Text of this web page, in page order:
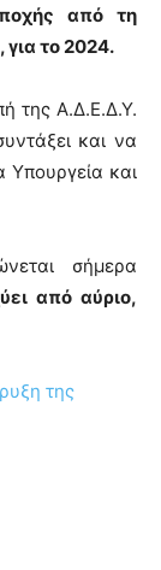
από τη
για το 2024.
της Α.Δ.Ε.Δ.Υ.
και να
Υπουργεία και
σήμερα
από αύριο,
της